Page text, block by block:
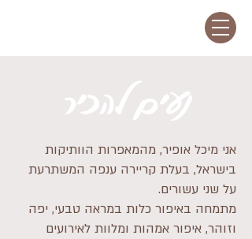
אני מיכל אופיר, מהמאפרות הוותיקות
בישראל, בעלת קריירה ענפה המשתרעת
על שני עשורים.
מתמחה באיפור כלות במראה טבעי, יפה
וזוהר, איפור אמהות ומלוות לאירועים